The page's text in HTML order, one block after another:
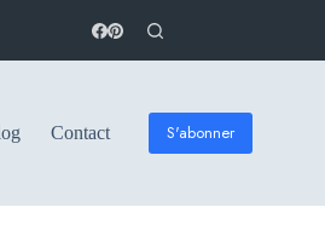
Contact S'abonner